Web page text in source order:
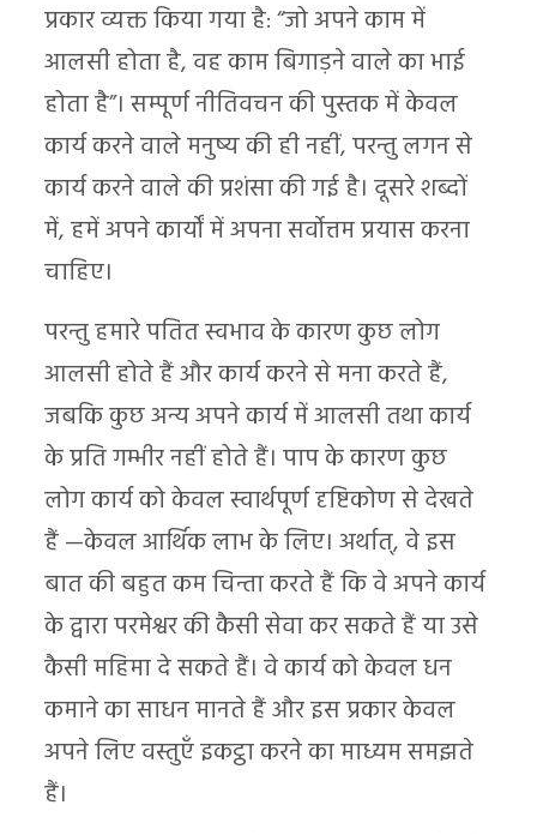
प्रकार व्यक्त किया गया है: “जो अपने काम में
आलसी होता है, वह काम बिगाड़ने वाले का भाई
होता है”। सम्पूर्ण नीतिवचन की पुस्तक में केवल
कार्य करने वाले मनुष्य की ही नहीं, परन्तु लगन से
कार्य करने वाले की प्रशंसा की गई है। दूसरे शब्दों
में, हमें अपने कार्यों में अपना सर्वोत्तम प्रयास करना
चाहिए।
परन्तु हमारे पतित स्वभाव के कारण कुछ लोग
आलसी होते हैं और कार्य करने से मना करते हैं,
जबकि कुछ अन्य अपने कार्य में आलसी तथा कार्य
के प्रति गम्भीर नहीं होते हैं। पाप के कारण कुछ
लोग कार्य को केवल स्वार्थपूर्ण दृष्टिकोण से देखते
हैं —केवल आर्थिक लाभ के लिए। अर्थात्, वे इस
बात की बहुत कम चिन्ता करते हैं कि वे अपने कार्य
के द्वारा परमेश्वर की कैसी सेवा कर सकते हैं या उसे
कैसी महिमा दे सकते हैं। वे कार्य को केवल धन
कमाने का साधन मानते हैं और इस प्रकार केवल
अपने लिए वस्तुएँ इकट्ठा करने का माध्यम समझते
हैं।